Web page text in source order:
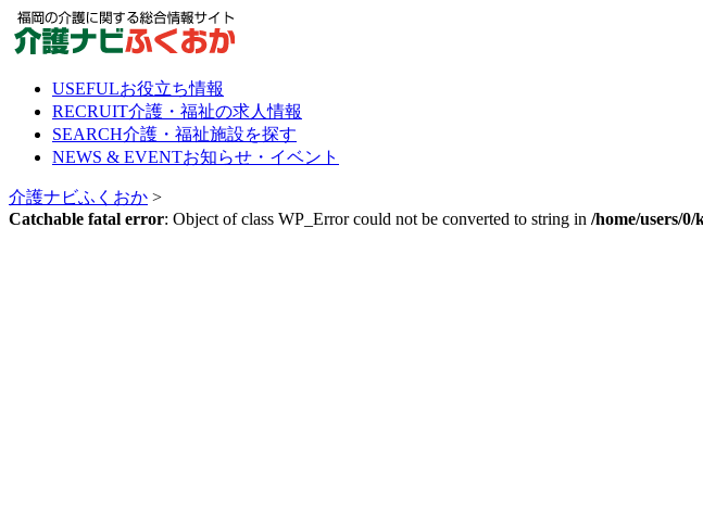
Skip
to
content
USEFULお役立ち情報
RECRUIT介護・福祉の求人情報
SEARCH介護・福祉施設を探す
NEWS & EVENTお知らせ・イベント
介護ナビふくおか >
Catchable fatal error: Object of class WP_Error could not be converted to string in /home/users/